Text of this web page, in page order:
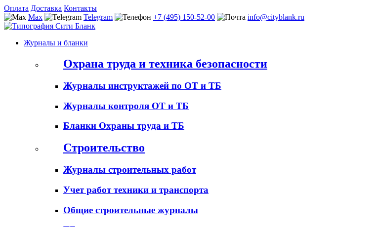
Оплата Доставка Контакты
Max
Telegram +7 (495) 150-52-00 info@cityblank.ru
Журналы и бланки
Охрана труда и техника безопасности
Журналы инструктажей по ОТ и ТБ
Журналы контроля ОТ и ТБ
Бланки Охраны труда и ТБ
Строительство
Журналы строительных работ
Учет работ техники и транспорта
Общие строительные журналы